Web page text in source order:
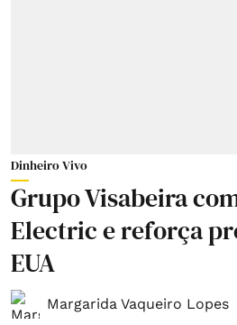
Dinheiro Vivo
Grupo Visabeira
Electric e reforça
EUA
Margarida Vaqueiro Lopes